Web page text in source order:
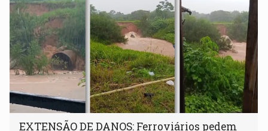
EXTENSÃO DE DANOS: Ferroviários pedem